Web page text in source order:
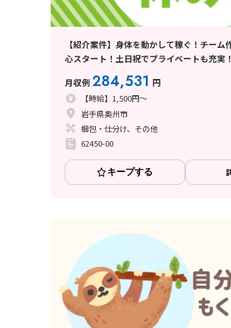
【紹介案件】身体を動かして稼ぐ！チーム
心スタート！土日祝でプライベートも充実！
月収例284,531 円
【時給】1,500円～
岩手県奥州市
梱包・仕分け、その他
62450-00
キープする